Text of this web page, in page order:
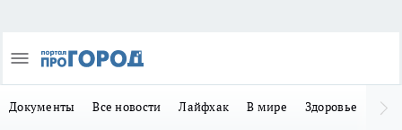
Документы Все новости Лайфхак В мире Здоровье